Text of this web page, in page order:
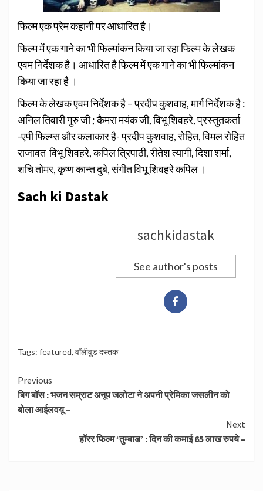
फिल्म एक प्रेम कहानी पर आधारित है।
फिल्म में एक गानेका भी फिल्मांकन किया जा रहा फिल्म के लेखक
एवम निर्देशक है। आधारित हैफिल्म में एक गानेे का भी फिल्मांकन
किया जा रहा है ।
फिल्म के लेखक एवमनिर्देशक है – प्रदीप कुशवाह, मार्ग निर्देशक है :
अनिल तिवारी गुरु जी ; कैमरा मयंक जी, विभू शिवहरे,प्रस्तुतकर्ता
-एपी फिल्म्सऔर कलाकार है-प्रदीप कुशवाह, रोहित, विमलरोहित
राजावत विभू शिवहरे,कपिल त्रिपाठी, रीतेश त्यागी, दिशाशर्मा,
शचि तोमर, कृष्ण कान्त दुबे,संगीत विभू शिवहरे कपिल ।
Sach ki Dastak
sachkidastak
See author's posts
Tags: featured, वॉलीवुड दस्तक
Continue
Reading
Previous
बिग बॉस : भजन सम्राट अनूप जलोटा ने अपनी प्रेमिका जसलीन को
बोला आईलवयू –
Next
हॉरर फिल्म ‘तुम्बाड’ : दिन की कमाई 65 लाख रुपये –